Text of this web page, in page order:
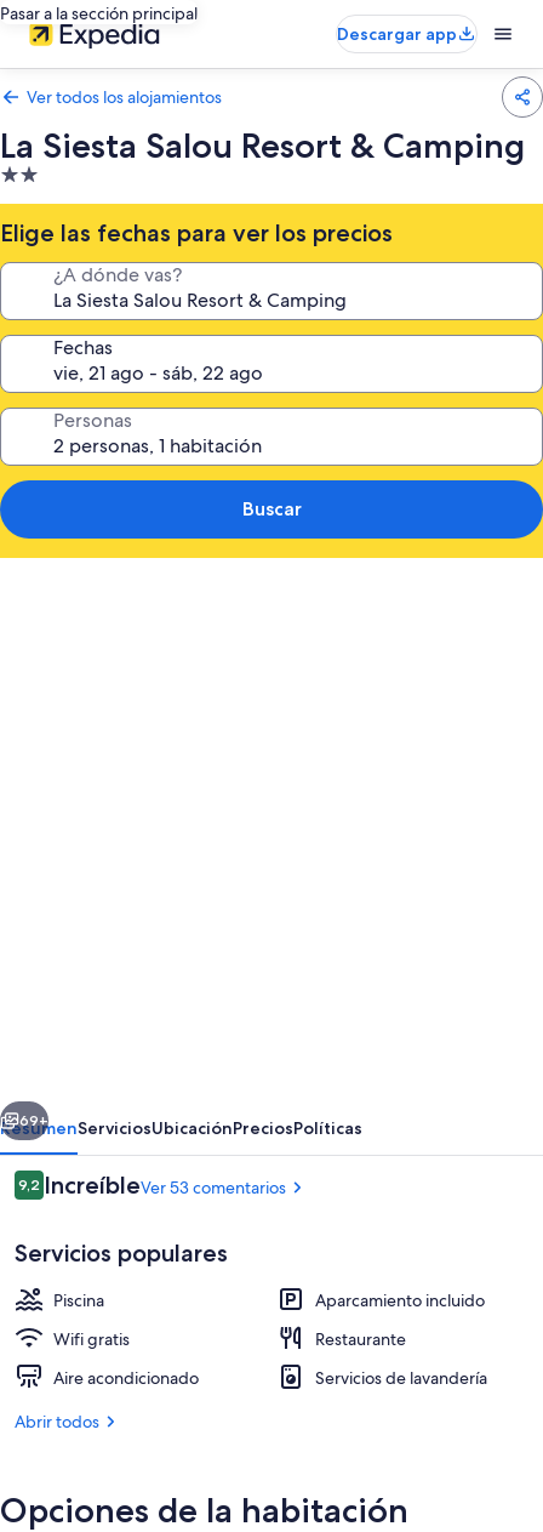
Pasar a la sección principal
Descargar app
Ver todos los alojamientos
La Siesta Salou Resort & Camping
Alojamiento
de
2.0 estrellas
Elige las fechas para ver los precios
¿A dónde vas?
Fechas
Personas
Buscar
&
Camping
Una piscina cubierta, 4 piscinas al
Siguiente
69+
ResumenServiciosUbicaciónPreciosPolíticas
Comentarios
9,29,2 de 10
IncreíbleVer 53 comentarios
Servicios populares
Piscina
Aparcamiento incluido
Wifi gratis
Restaurante
Aire acondicionado
Servicios de lavandería
Abrir todos
Opciones de la habitación